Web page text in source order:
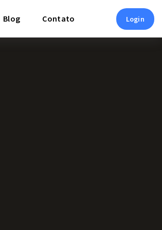
Login
Blog Contato